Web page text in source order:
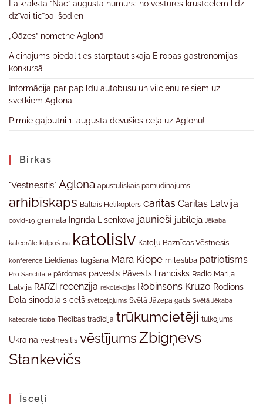
Laikraksta “Nāc” augusta numurs: no vēstures krustcelēm līdz
dzīvai ticībai šodien
„Oāzes” nometne Aglonā
Aicinājums piedalīties starptautiskajā Eiropas gastronomijas
konkursā
Informācija par papildu autobusu un vilcienu reisiem uz
svētkiem Aglonā
Pirmie gājputni 1. augustā devušies ceļā uz Aglonu!
Birkas
"Vēstnesītis" Aglona apustuliskais pamudinājums
arhibīskaps Baltais Helikopters caritas Caritas Latvija
covid-19 grāmata Ingrīda Lisenkova jaunieši jubileja Jēkaba
katedrāle kalpošana katolislv Katoļu Baznīcas Vēstnesis
konference Lieldienas lūgšana Māra Kiope mīlestība patriotisms
Pro Sanctitate pārdomas pāvests Pāvests Francisks Radio Marija
Latvija RARZI recenzija rekolekcijas Robinsons Kruzo Rodions
Doļa sinodālais ceļš svētceļojums Svētā Jāzepa gads Svētā Jēkaba
katedrāle ticība Tiecības tradīcija trūkumcietēji tulkojums
Ukraina vēstnesītis vēstījumsZbigņevs
Stankevičs
Īsceļi